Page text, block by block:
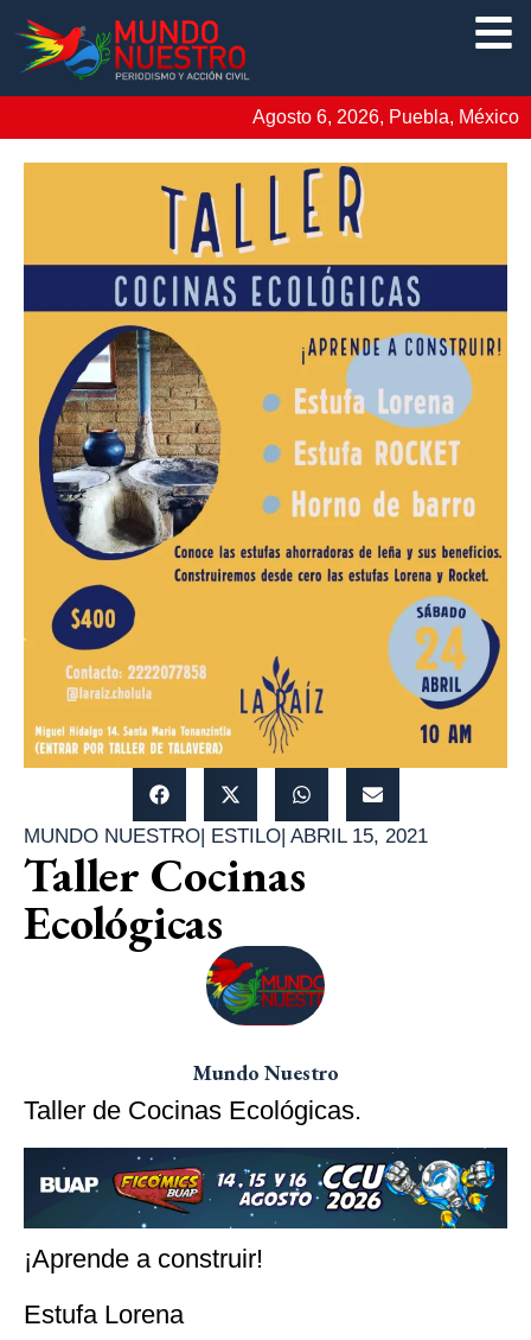
Agosto 6, 2026, Puebla, México
MUNDO NUESTRO| ESTILO| ABRIL 15, 2021
Taller Cocinas
Ecológicas
Mundo Nuestro
Taller de Cocinas Ecológicas.
¡Aprende a construir!
Estufa Lorena